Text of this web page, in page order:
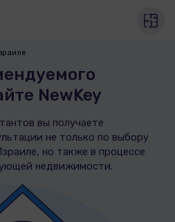
NewKey
вы получаете
не только по выбору
но также в процессе
недвижимости.